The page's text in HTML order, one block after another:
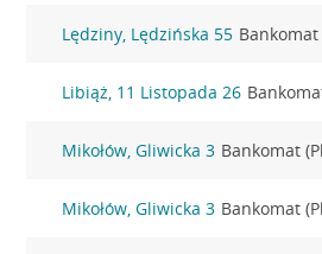
Lędziny, Lędzińska 55
Libiąż, 11 Listopada 26
Mikołów, Gliwicka 3 Bankomat
Mikołów, Gliwicka 3 Bankomat